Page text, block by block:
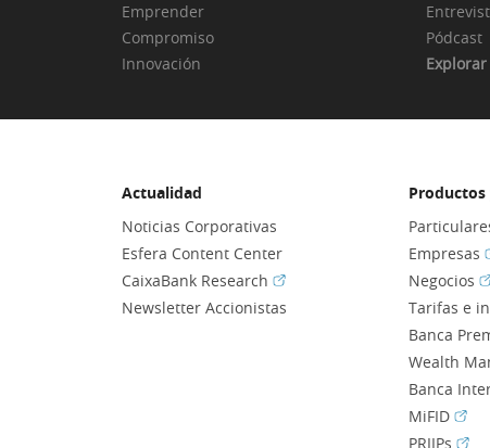
Emprender
Compromiso
Innovación
Pódcast
Actualidad
Noticias Corporativas
Esfera Content Center
CaixaBank Research (Abrir en ventana nueva)
Newsletter Accionistas
Productos
Empresas
Negocios
Tarifas e
Banca
Wealth
Banca
MiFID
PRIIPs